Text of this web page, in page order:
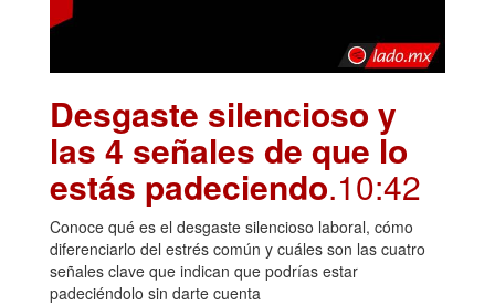
Desgaste silencioso y
las 4 señales de que lo
estás padeciendo.10:42
Conoce qué es el desgaste silencioso laboral, cómo
diferenciarlo del estrés común y cuáles son las cuatro
señales clave que indican que podrías estar
padeciéndolo sin darte cuenta